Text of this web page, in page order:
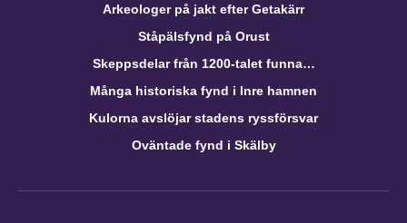
Arkeologer på jakt efter Getakärr
Ståpälsfynd på Orust
Skeppsdelar från 1200-talet funna…
Många historiska fynd i Inre hamnen
Kulorna avslöjar stadens ryssförsvar
Oväntade fynd i Skälby